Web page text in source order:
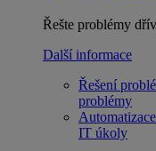
Řešte problémy
Další informace
Řešení
problémy
IT úkoly